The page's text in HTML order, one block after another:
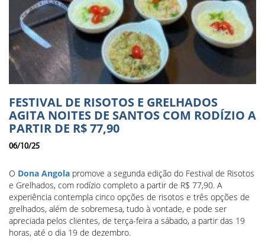
FESTIVAL DE RISOTOS E GRELHADOS
AGITA NOITES DE SANTOS COM RODÍZIO A
PARTIR DE R$ 77,90
06/10/25
O Dona Angola promove a segunda edição do Festival de Risotos
e Grelhados, com rodízio completo a partir de R$ 77,90. A
experiência contempla cinco opções de risotos e três opções de
grelhados, além de sobremesa, tudo à vontade, e pode ser
apreciada pelos clientes, de terça-feira a sábado, a partir das 19
horas, até o dia 19 de dezembro.